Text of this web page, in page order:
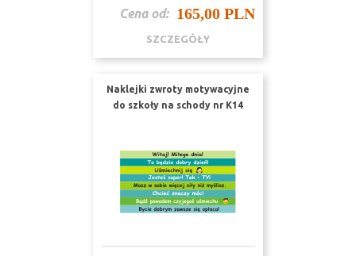
Cena od: 165,00 PLN
SZCZEGÓŁY
Naklejki zwroty motywacyjne
do szkoły na schody nr K14